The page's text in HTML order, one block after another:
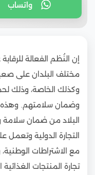
واتساب
إن النُظم الفعالة
مختلف البلدان على
وكذلك الخاصة، وذلك
وضمان سلامتهم. وهذه
البلاد من ضمان
التجارة الدولية
مع الاشتراطات
تجارة المنتجات